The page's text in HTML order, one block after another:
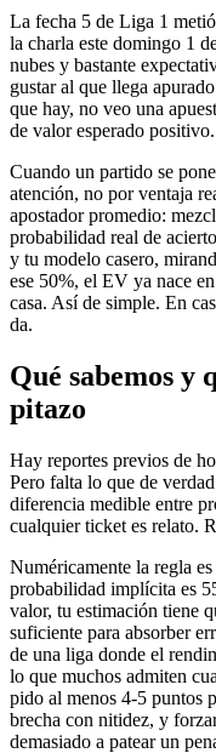
La fecha 5 de Liga 1
la charla este domingo 1
nubes y bastante
gustar al que llega
que hay, no veo una
de valor esperado positivo.
Cuando un partido se
atención, no por ventaja
apostador promedio:
probabilidad real de
y tu modelo casero,
ese 50%, el EV ya nace
casa. Así de simple. En
da.
Qué sabemos y
pitazo
Hay reportes previos de
Pero falta lo que de
diferencia medible entre
cualquier ticket es relato.
Numéricamente la regla
probabilidad implícita es
valor, tu estimación tiene
suficiente para absorber
de una liga donde el
lo que muchos admiten
pido al menos 4-5 puntos
brecha con nitidez, y
demasiado a patear un